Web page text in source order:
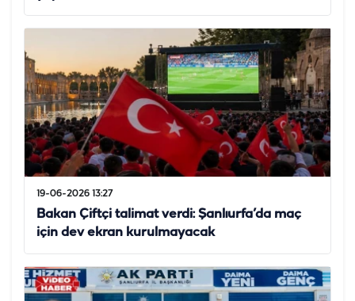
19-06-2026 13:27
Bakan Çiftçi talimat verdi: Şanlıurfa’da maç
için dev ekran kurulmayacak